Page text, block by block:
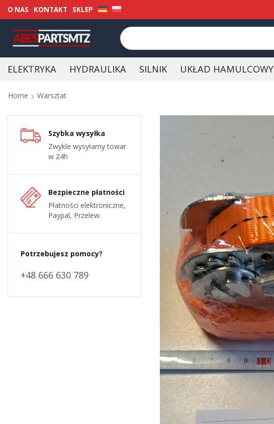
O NAS KONTAKT SKLEP
ELEKTRYKA HYDRAULIKA SILNIK UKŁAD HAMULCOWY
Home Warsztat
Szybka wysyłka
Zwykle wysyłamy towar
w 24h
Bezpieczne płatności
Płatności elektroniczne,
Paypal, Przelew.
Potrzebujesz pomocy?
+48 666 630 789